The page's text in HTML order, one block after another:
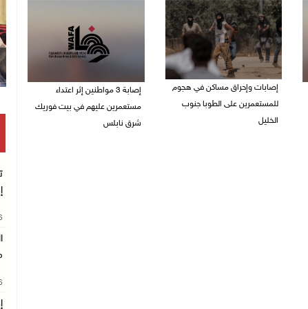
إصابات وإحراق مساكن في هجوم
للمستعمرين على الطوبا جنوب
الخليل
إصابة 3 مواطنين إثر اعتداء
مستعمرين عليهم في بيت فوريك
شرق نابلس